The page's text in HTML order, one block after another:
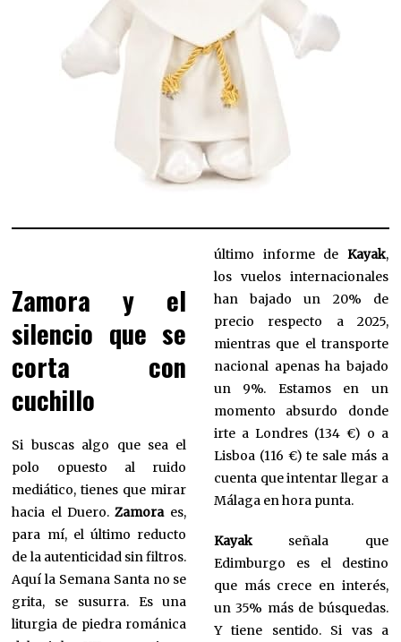
Zamora y el
silencio que se
corta con
cuchillo
Si buscas algo que sea el
polo opuesto al ruido
mediático, tienes que mirar
hacia el Duero.Zamoraes,
para mí, el último reducto
de la autenticidad sin filtros.
Aquí la Semana Santa no se
grita, se susurra. Es una
liturgia de piedra románica
último informe de Kayak,
los vuelos internacionales
han bajado un 20% de
precio respecto a 2025,
mientras que el transporte
nacional apenas ha bajado
un 9%. Estamos en un
momento absurdo donde
irte a Londres (134 €) o a
Lisboa (116 €) te sale más a
cuenta que intentar llegar a
Málaga en hora punta.
Kayakseñala que
Edimburgo es el destino
que más crece en interés,
un 35% más de búsquedas.
Y tiene sentido. Si vas a